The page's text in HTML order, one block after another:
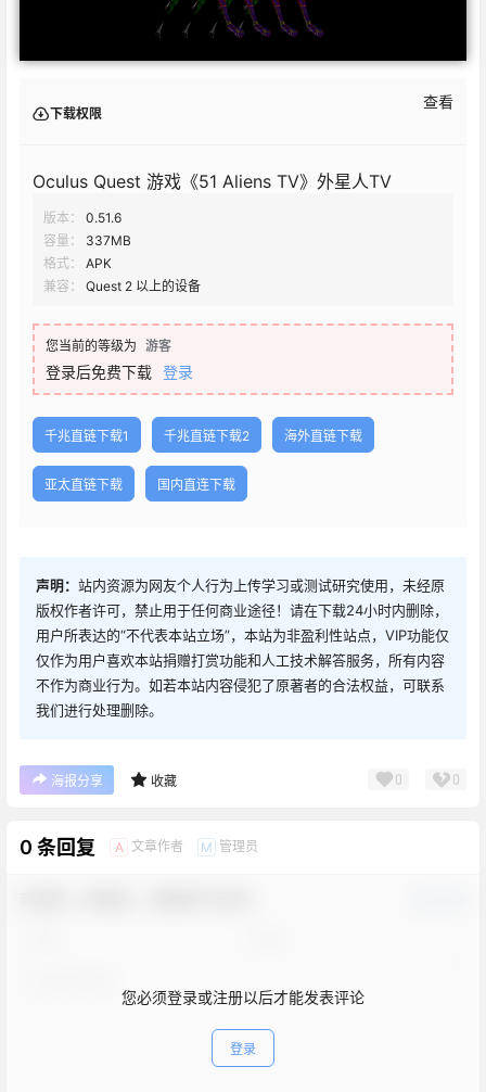
下载权限
查看
Oculus Quest 游戏《51 Aliens TV》外星人TV
版本：
0.51.6
容量：
337MB
格式：
APK
兼容：
Quest 2 以上的设备
您当前的等级为 游客
登录后免费下载 登录
千兆直链下载1 千兆直链下载2 海外直链下载
亚太直链下载 国内直连下载
声明： 站内资源为网友个人行为上传学习或测试研究使用，未经原
版权作者许可，禁止用于任何商业途径！请在下载24小时内删除，
用户所表达的“不代表本站立场”，本站为非盈利性站点，VIP功能仅
仅作为用户喜欢本站捐赠打赏功能和人工技术解答服务，所有内容
不作为商业行为。如若本站内容侵犯了原著者的合法权益，可联系
我们进行处理删除。
海报分享 收藏 0 0
0 条回复 A 文章作者 M 管理员
您必须登录或注册以后才能发表评论
登录